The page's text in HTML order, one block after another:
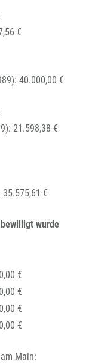
€
40.000,00 €
21.598,38 €
€
wurde
€
€
€
€
Main: